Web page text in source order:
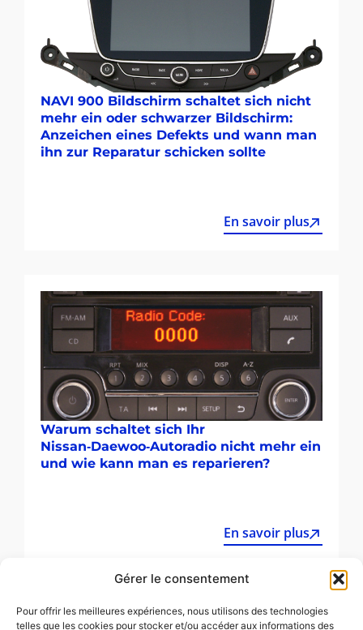
Gérer le consentement
Pour offrir les meilleures expériences, nous utilisons des technologies
telles que les cookies pour stocker et/ou accéder aux informations des
NAVI 900 Bildschirm schaltet sich nicht
mehr ein oder schwarzer Bildschirm:
Anzeichen eines Defekts und wann man
ihn zur Reparatur schicken sollte
En savoir plus
Warum schaltet sich Ihr
Nissan‑Daewoo‑Autoradio nicht mehr ein
und wie kann man es reparieren?
En savoir plus
Alle Artikel